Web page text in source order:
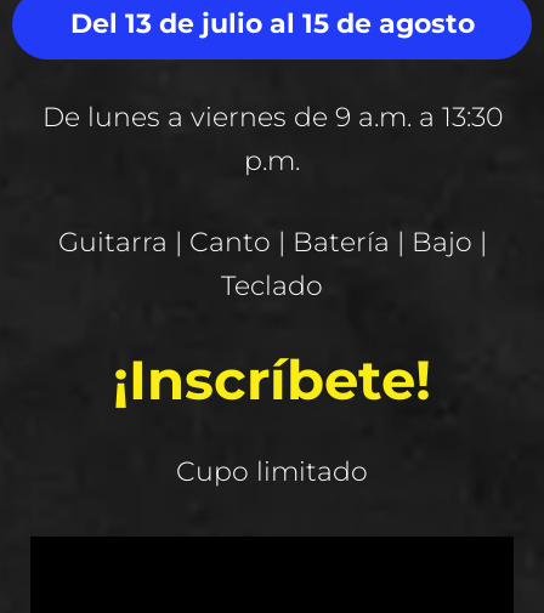
Del 13 de julio al 15 de agosto
De lunes a viernes de 9 a.m. a 13:30
p.m.
Guitarra | Canto | Batería | Bajo |
Teclado
¡Inscríbete!
Cupo limitado